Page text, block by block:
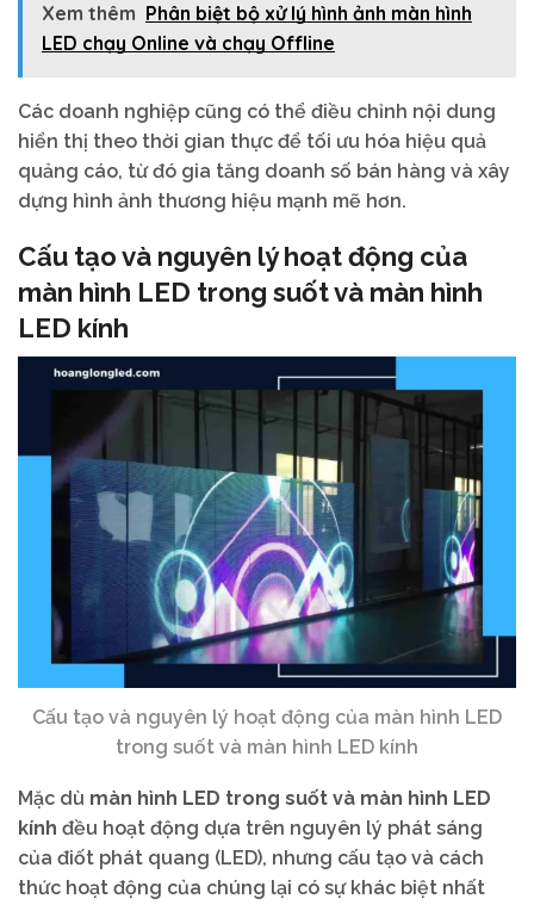
Xem thêm Phân biệt bộ xử lý hình ảnh màn hình
LED chạy Online và chạy Offline
Các doanh nghiệp cũng có thể điều chỉnh nội dung
hiển thị theo thời gian thực để tối ưu hóa hiệu quả
quảng cáo, từ đó gia tăng doanh số bán hàng và xây
dựng hình ảnh thương hiệu mạnh mẽ hơn.
Cấu tạo và nguyên lý hoạt động của
màn hình LED trong suốt và màn hình
LED kính
Cấu tạo và nguyên lý hoạt động của màn hình LED
trong suốt và màn hình LED kính
Mặc dù màn hình LED trong suốt và màn hình LED
kính đều hoạt động dựa trên nguyên lý phát sáng
của điốt phát quang (LED), nhưng cấu tạo và cách
thức hoạt động của chúng lại có sự khác biệt nhất